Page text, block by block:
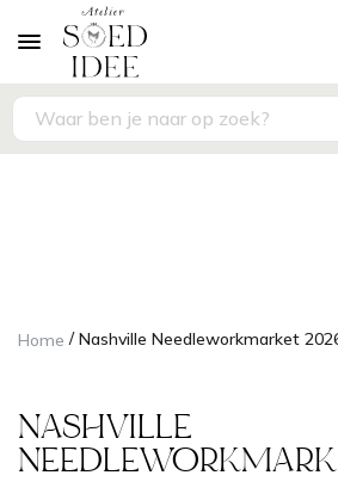
Home/ Nashville Needleworkmarket
NASHVILLE